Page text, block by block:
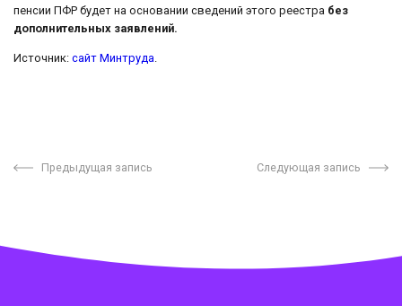
пенсии ПФР будет на основании сведений этого реестра без
дополнительных заявлений.
Источник: сайт Минтруда
Предыдущая запись Следующая запись